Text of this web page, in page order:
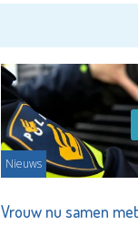
Nieuws
Vrouw nu samen